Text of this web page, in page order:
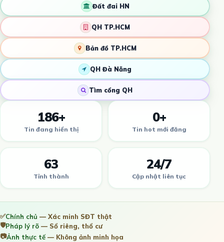
Đất đai HN
QH TP.HCM
Bản đồ TP.HCM
QH Đà Nẵng
Tìm cổng QH
186+
Tin đang hiển thị
0+
Tin hot mới đăng
63
Tỉnh thành
24/7
Cập nhật liên tục
✅Chính chủ — Xác minh SĐT thật
🛡️Pháp lý rõ — Sổ riêng, thổ cư
📷Ảnh thực tế— Không ảnh minh họa